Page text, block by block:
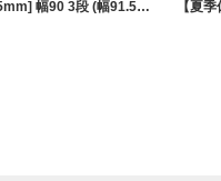
[25mm] 幅90 3段 (幅91.5×奥行46×高さ178.5cm) メタルルミナスラック ハンガーラック ワードローブ